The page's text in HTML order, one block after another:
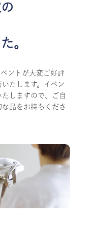
。
ントが大変ご好評
たします。イベン
しますので、ご自
品をお持ちくださ